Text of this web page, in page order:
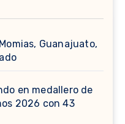
Guanajuato,
en medallero de
2026 con 43